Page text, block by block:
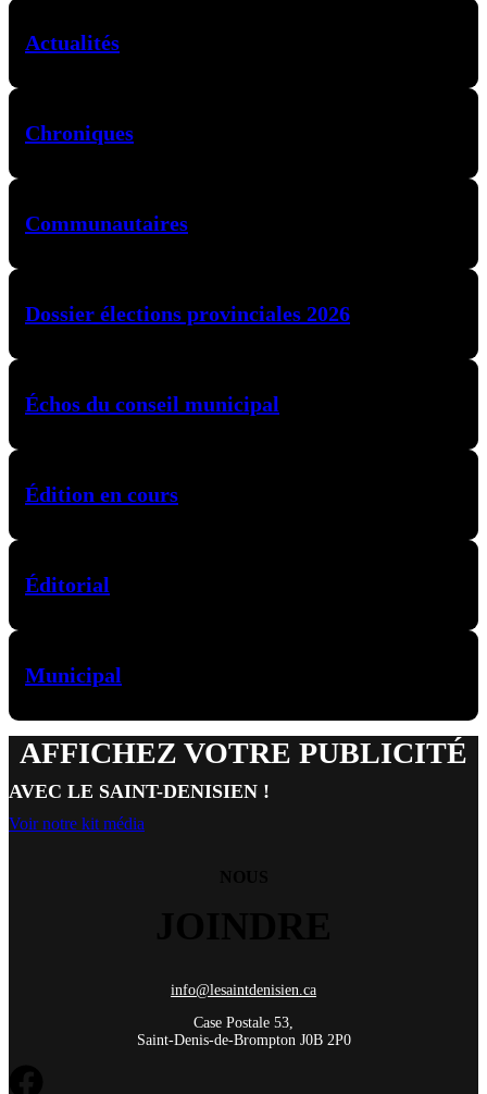
Actualités
Chroniques
Communautaires
Dossier élections provinciales 2026
Échos du conseil municipal
Édition en cours
Éditorial
Municipal
AFFICHEZ VOTRE PUBLICITÉ
AVEC LE SAINT-DENISIEN !
Voir notre kit média
info@lesaintdenisien.ca
Case Postale 53,
Saint-Denis-de-Brompton J0B 2P0